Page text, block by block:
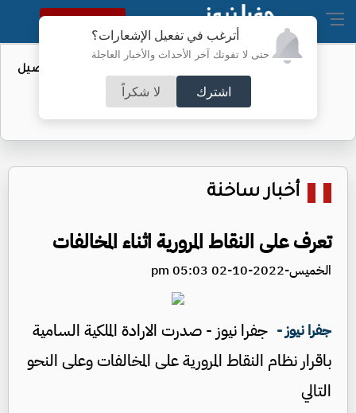
أترغب في تفعيل الإشعارات؟
حتى لا تفوتك آخر الأحداث والأخبار العاجلة
اشترك لا شكراً
النسخة الكاملة
عطاء حكومي لتعزيز مخزون النفط - تفاصيل
أخبار ساخنة
تعرف على النقاط المرورية اثناء المخالفات
الخميس-2022-10-02 05:03 pm
جفرا نيوز - جفرا نيوز - صدرت الارادة الملكية السامية
باقرار نظام النقاط المرورية على المخالفات وعلى النحو
التالي